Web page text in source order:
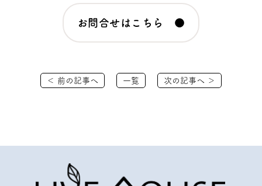
お問合せはこちら ●
＜ 前の記事へ 一覧 次の記事へ ＞